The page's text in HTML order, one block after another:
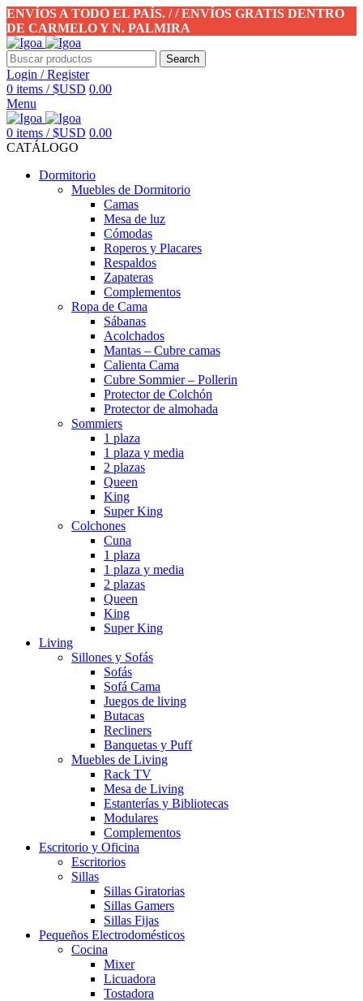
ENVÍOS A TODO EL PAÍS. / / ENVÍOS GRATIS DENTRO
DE CARMELO Y N. PALMIRA
Search
Login / Register
0 items / $USD 0.00
Menu
0 items / $USD 0.00
CATÁLOGO
Dormitorio
Muebles de Dormitorio
Camas
Mesa de luz
Cómodas
Roperos y Placares
Respaldos
Zapateras
Complementos
Ropa de Cama
Sábanas
Acolchados
Mantas – Cubre camas
Calienta Cama
Cubre Sommier – Pollerin
Protector de Colchón
Protector de almohada
Sommiers
1 plaza
1 plaza y media
2 plazas
Queen
King
Super King
Colchones
Cuna
1 plaza
1 plaza y media
2 plazas
Queen
King
Super King
Living
Sillones y Sofás
Sofás
Sofá Cama
Juegos de living
Butacas
Recliners
Banquetas y Puff
Muebles de Living
Rack TV
Mesa de Living
Estanterías y Bibliotecas
Modulares
Complementos
Escritorio y Oficina
Escritorios
Sillas
Sillas Giratorias
Sillas Gamers
Sillas Fijas
Pequeños Electrodomésticos
Cocina
Mixer
Licuadora
Tostadora